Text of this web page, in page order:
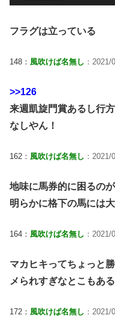
フラグは立っている
148： 風吹けば名無し ：
>>126
来週凱旋門賞あるし行
なしやん！
162： 風吹けば名無し ：
地味に馬券的に困るの
明らかに格下の馬には
164： 風吹けば名無し ：
マカヒキってちょっと
メられすぎなとこもあ
172： 風吹けば名無し ：